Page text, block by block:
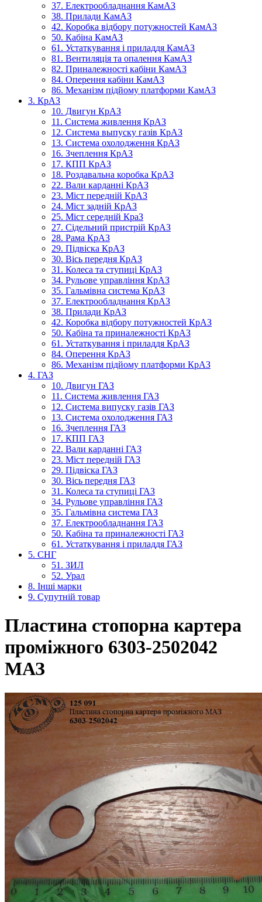
37. Електрообладнання КамАЗ
38. Прилади КамАЗ
42. Коробка відбору потужностей КамАЗ
50. Кабіна КамАЗ
61. Устаткування і приладдя КамАЗ
81. Вентиляція та опалення КамАЗ
82. Приналежності кабіни КамАЗ
84. Оперення кабіни КамАЗ
86. Механізм підйому платформи КамАЗ
3. КрАЗ
10. Двигун КрАЗ
11. Система живлення КрАЗ
12. Система выпуску газів КрАЗ
13. Система охолодження КрАЗ
16. Зчеплення КрАЗ
17. КПП КрАЗ
18. Роздавальна коробка КрАЗ
22. Вали карданні КрАЗ
23. Міст передній КрАЗ
24. Міст задній КрАЗ
25. Міст середній КраЗ
27. Сідельний пристрій КрАЗ
28. Рама КрАЗ
29. Підвіска КрАЗ
30. Вісь передня КрАЗ
31. Колеса та ступиці КрАЗ
34. Рульове управління КрАЗ
35. Гальмівна система КрАЗ
37. Електрообладнання КрАЗ
38. Прилади КрАЗ
42. Коробка відбору потужностей КрАЗ
50. Кабіна та приналежності КрАЗ
61. Устаткування і приладдя КрАЗ
84. Оперення КрАЗ
86. Механізм підйому платформи КрАЗ
4. ГАЗ
10. Двигун ГАЗ
11. Система живлення ГАЗ
12. Система випуску газів ГАЗ
13. Система охолодження ГАЗ
16. Зчеплення ГАЗ
17. КПП ГАЗ
22. Вали карданні ГАЗ
23. Міст передній ГАЗ
29. Підвіска ГАЗ
30. Вісь передня ГАЗ
31. Колеса та ступиці ГАЗ
34. Рульове управління ГАЗ
35. Гальмівна система ГАЗ
37. Електрообладнання ГАЗ
50. Кабіна та приналежності ГАЗ
61. Устаткування і приладдя ГАЗ
5. СНГ
51. ЗИЛ
52. Урал
8. Інші марки
9. Супутній товар
Пластина стопорна картера
проміжного 6303-2502042
МАЗ